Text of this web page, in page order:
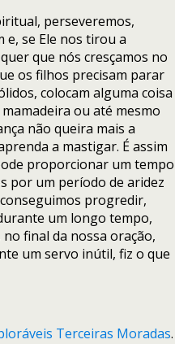
perseveremos,
e, se Ele nos tirou a
que nós cresçamos no
os filhos precisam parar
colocam alguma coisa
ou até mesmo
não queira mais a
a mastigar. É assim
proporcionar um tempo
por um período de aridez
progredir,
um longo tempo,
final da nossa oração,
um servo inútil, fiz o que
Terceiras Moradas.